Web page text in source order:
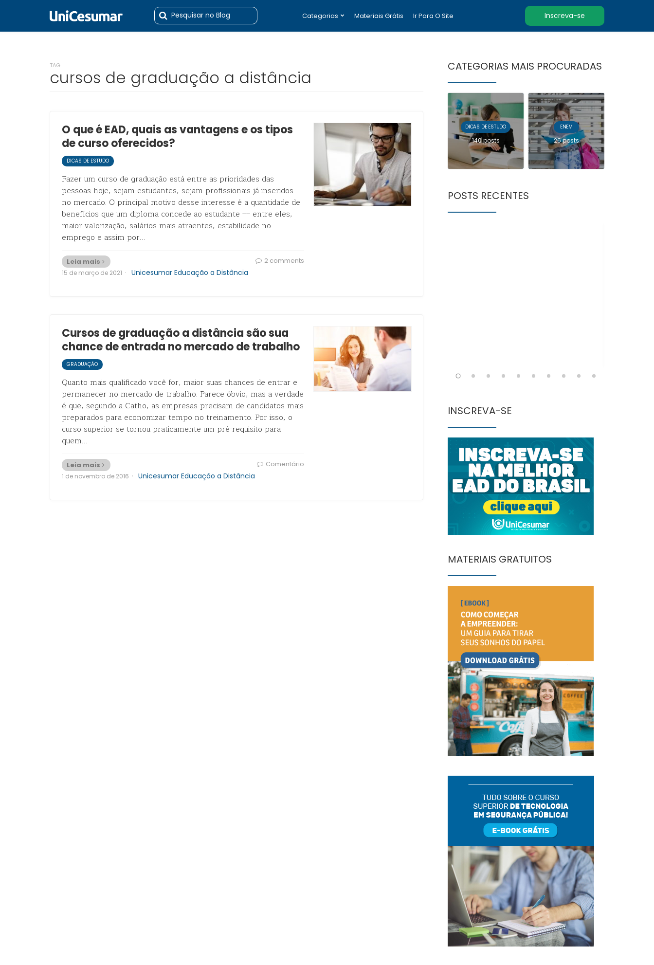
Categorias Materiais Grátis Ir Para O Site Inscreva-se
TAG
cursos de graduação a distância
O que é EAD, quais as vantagens e os tipos
de curso oferecidos?
DICAS DE ESTUDO
Fazer um curso de graduação está entre as prioridades das
pessoas hoje, sejam estudantes, sejam profissionais já inseridos
no mercado. O principal motivo desse interesse é a quantidade de
benefícios que um diploma concede ao estudante –– entre eles,
maior valorização, salários mais atraentes, estabilidade no
emprego e assim por…
Leia mais 2 comments
15 de março de 2021 · Unicesumar Educação a Distância
Cursos de graduação a distância são sua
chance de entrada no mercado de trabalho
GRADUAÇÃO
Quanto mais qualificado você for, maior suas chances de entrar e
permanecer no mercado de trabalho. Parece óbvio, mas a verdade
é que, segundo a Catho, as empresas precisam de candidatos mais
preparados para economizar tempo no treinamento. Por isso, o
curso superior se tornou praticamente um pré-requisito para
quem…
Leia mais Comentário
1 de novembro de 2016 · Unicesumar Educação a Distância
CATEGORIAS MAIS PROCURADAS
DICAS DE ESTUDO
140 posts
ENEM
26 posts
POSTS RECENTES
INSCREVA-SE
MATERIAIS GRATUITOS